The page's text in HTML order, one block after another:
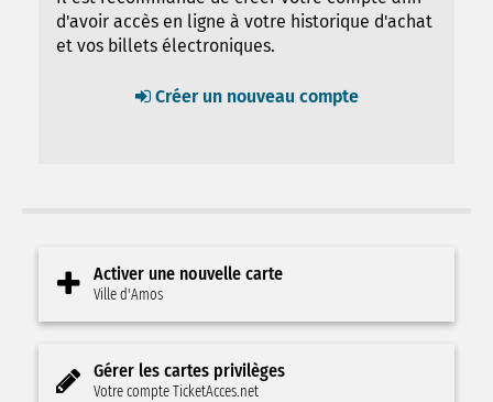
d'avoir accès en ligne à votre historique d'achat
et vos billets électroniques.
Créer un nouveau compte
Activer une nouvelle carte
Ville d'Amos
Gérer les cartes privilèges
Votre compte TicketAcces.net